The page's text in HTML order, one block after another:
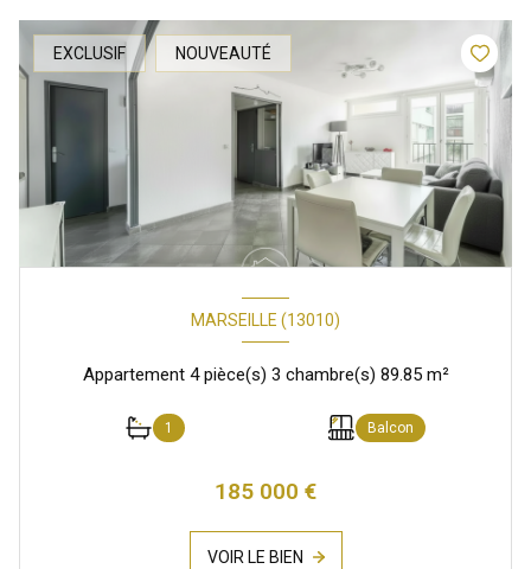
EXCLUSIF NOUVEAUTÉ
MARSEILLE (13010)
Appartement 4 pièce(s) 3 chambre(s) 89.85 m²
1 Balcon
185 000 €
VOIR LE BIEN